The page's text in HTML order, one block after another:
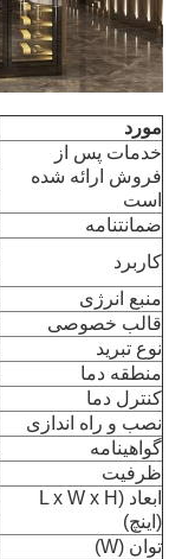
مورد
خدمات پس از
فروش ارائه شده
است
ضمانتنامه
کاربرد
منبع انرژی
قالب خصوصی
نوع تبرید
منطقه دما
کنترل دما
نصب و راه اندازی
گواهینامه
ظرفیت
ابعاد (L x W x H
(اینچ)
توان (W)